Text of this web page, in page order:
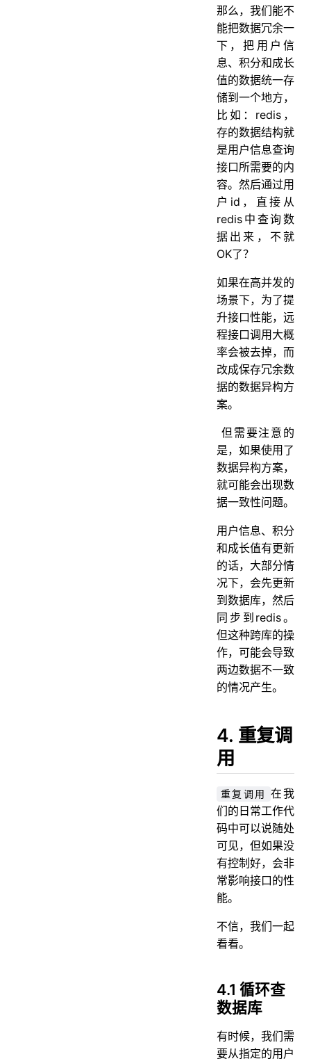
那么，我们能不
能把数据冗余一
下，把用户信
息、积分和成长
值的数据统一存
储到一个地方，
比如：redis，
存的数据结构就
是用户信息查询
接口所需要的内
容。然后通过用
户id，直接从
redis中查询数
据出来，不就
OK了？
如果在高并发的
场景下，为了提
升接口性能，远
程接口调用大概
率会被去掉，而
改成保存冗余数
据的数据异构方
案。
但需要注意的
是，如果使用了
数据异构方案，
就可能会出现数
据一致性问题。
用户信息、积分
和成长值有更新
的话，大部分情
况下，会先更新
到数据库，然后
同步到redis。
但这种跨库的操
作，可能会导致
两边数据不一致
的情况产生。
4. 重复调
用
重复调用
在我
们的日常工作代
码中可以说随处
可见，但如果没
有控制好，会非
常影响接口的性
能。
不信，我们一起
看看。
4.1 循环查
数据库
有时候，我们需
要从指定的用户